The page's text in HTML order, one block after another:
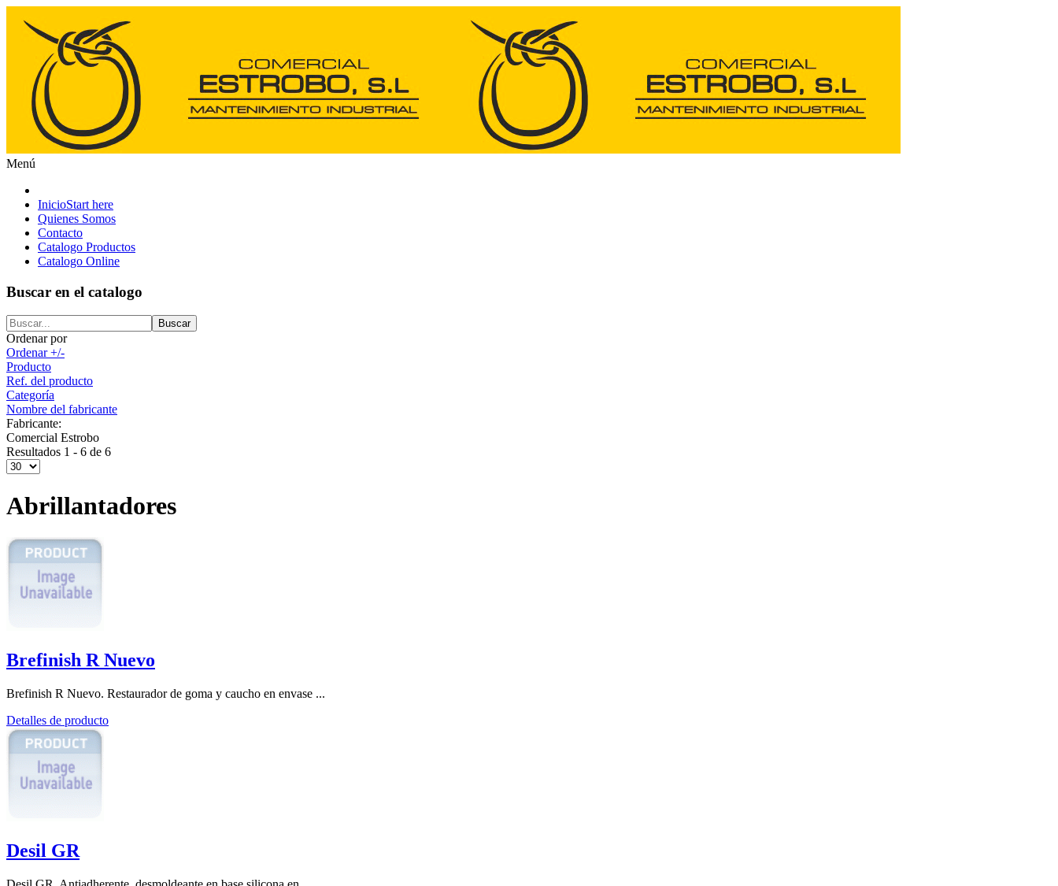
Menú
InicioStart here
Quienes Somos
Contacto
Catalogo Productos
Catalogo Online
Buscar en el catalogo
Ordenar por
Ordenar +/-
Producto
Ref. del producto
Categoría
Nombre del fabricante
Fabricante:
Comercial Estrobo
Resultados 1 - 6 de 6
Abrillantadores
Brefinish R Nuevo
Brefinish R Nuevo. Restaurador de goma y caucho en envase ...
Detalles de producto
Desil GR